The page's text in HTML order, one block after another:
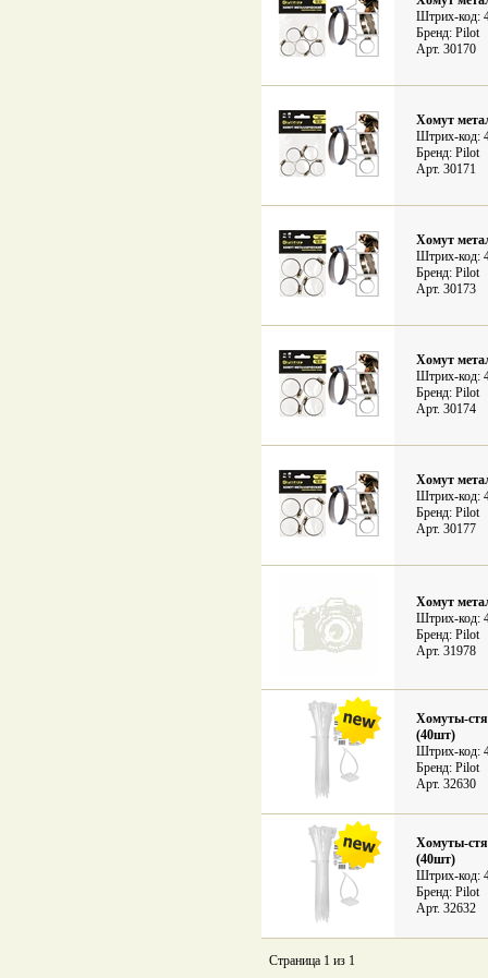
Штрих-код:
Бренд: Pilot
Арт. 30170
Хомут
Штрих-код:
Бренд: Pilot
Арт. 30171
Хомут
Штрих-код:
Бренд: Pilot
Арт. 30173
Хомут
Штрих-код:
Бренд: Pilot
Арт. 30174
Хомут
Штрих-код:
Бренд: Pilot
Арт. 30177
Хомут
Штрих-код:
Бренд: Pilot
Арт. 31978
Хомуты-
(40шт)
Штрих-код:
Бренд: Pilot
Арт. 32630
Хомуты-
(40шт)
Штрих-код:
Бренд: Pilot
Арт. 32632
Страница 1 из 1